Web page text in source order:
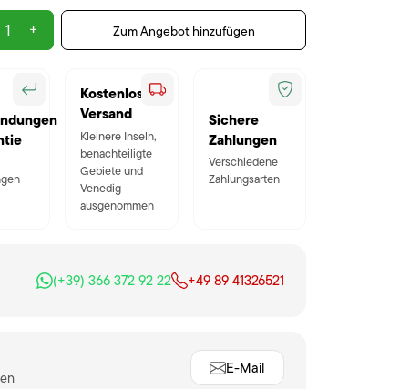
+ Zum Angebot hinzufügen
Kostenloser
Versand
Kleinere Inseln,
benachteiligte
Gebiete und
Venedig
ausgenommen
Sichere
Zahlungen
Verschiedene
Zahlungsarten
(+39) 366 372 92 22 +49 89 41326521
E-Mail